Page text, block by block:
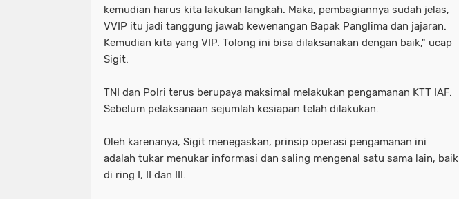
kemudian harus kita lakukan langkah. Maka, pembagiannya sudah jelas,
VVIP itu jadi tanggung jawab kewenangan Bapak Panglima dan jajaran.
Kemudian kita yang VIP. Tolong ini bisa dilaksanakan dengan baik," ucap
Sigit.
TNI dan Polri terus berupaya maksimal melakukan pengamanan KTT IAF.
Sebelum pelaksanaan sejumlah kesiapan telah dilakukan.
Oleh karenanya, Sigit menegaskan, prinsip operasi pengamanan ini
adalah tukar menukar informasi dan saling mengenal satu sama lain, baik
di ring I, II dan III.